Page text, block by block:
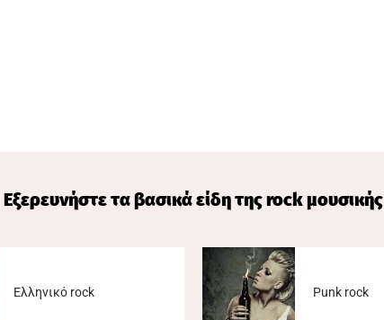
Εξερευνήστε τα βασικά είδη της rock μουσικής
Ελληνικό rock Punk rock